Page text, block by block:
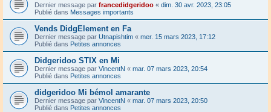
Dernier message par francedidgeridoo « dim. 30 avr. 2023, 23:05
Publié dans Messages importants
Vends DidgElement en Fa
Dernier message par Utnapishtim « mer. 15 mars 2023, 17:12
Publié dans Petites annonces
Didgeridoo STIX en Mi
Dernier message par VincentN « mar. 07 mars 2023, 20:54
Publié dans Petites annonces
didgeridoo Mi bémol amarante
Dernier message par VincentN « mar. 07 mars 2023, 20:50
Publié dans Petites annonces